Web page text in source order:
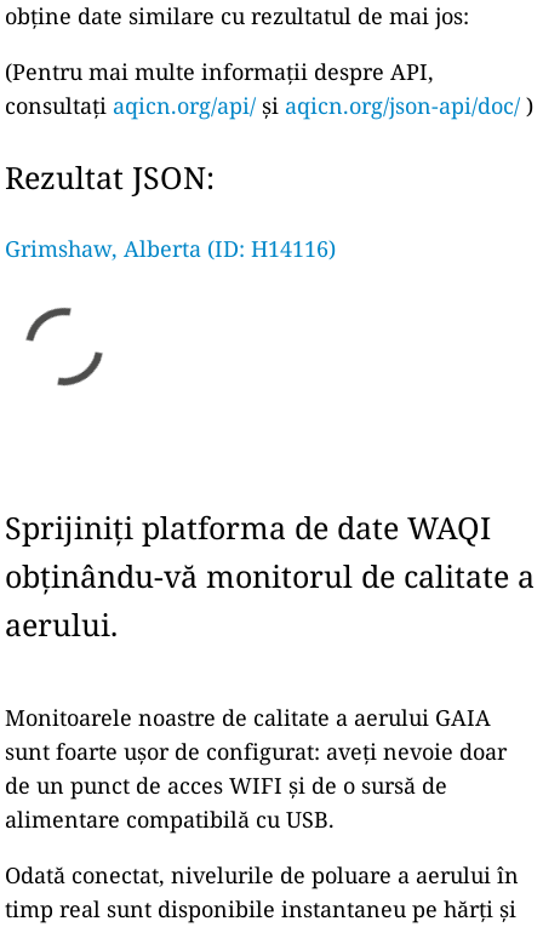
obține date similare cu rezultatul de mai jos:
(Pentru mai multe informații despre API,
consultați aqicn.org/api/ și aqicn.org/json-api/doc/ )
Rezultat JSON:
Grimshaw, Alberta (ID: H14116)
Sprijiniți platforma de date WAQI
obținându-vă monitorul de calitate a
aerului.
Monitoarele noastre de calitate a aerului GAIA
sunt foarte ușor de configurat: aveți nevoie doar
de un punct de acces WIFI și de o sursă de
alimentare compatibilă cu USB.
Odată conectat, nivelurile de poluare a aerului în
timp real sunt disponibile instantaneu pe hărți și